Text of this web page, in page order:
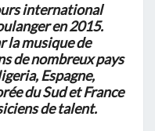
international
en 2015.
la musique de
de nombreux pays
Espagne,
du Sud et France
de talent.